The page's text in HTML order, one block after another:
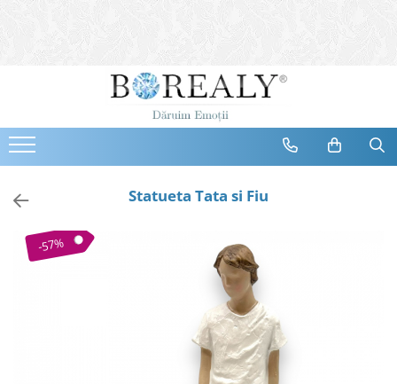
Bijuterii
Cercei
Bratari
Coliere
Brose
Tiare
Statueta Tata si Fiu
-57%